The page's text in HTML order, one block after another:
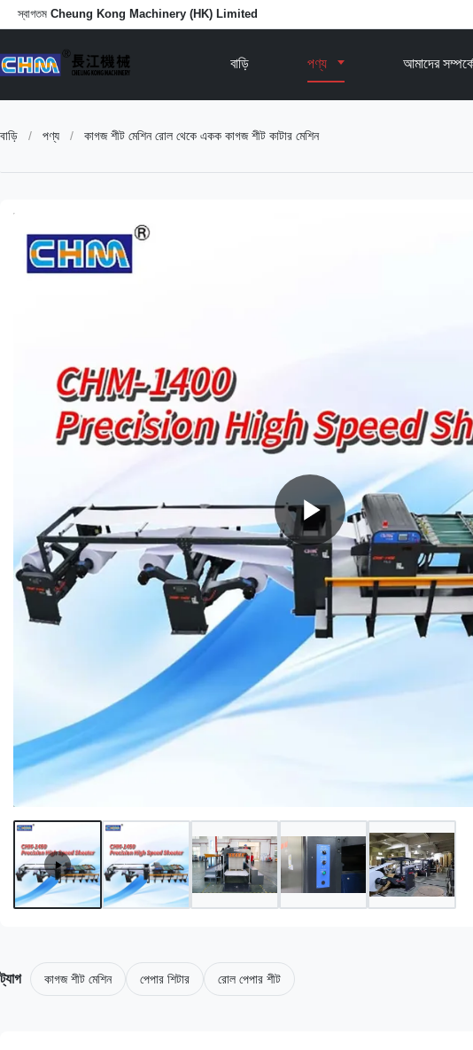
স্বাগতম Cheung Kong Machinery (HK) Limited
বাড়ি পণ্য আমাদের
বাড়ি / পণ্য / কাগজ শীট মেশিন রোল থেকে একক কাগজ শীট কাটার মেশিন
ট্যাগ কাগজ শীট মেশিন পেপার শিটার রোল পেপার শীট